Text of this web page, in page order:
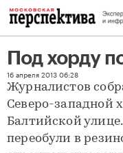
Под хорду
16 апреля 2013 06:28
Под хорду
Журналистов
Северо-западной
Балтийской
переобули в